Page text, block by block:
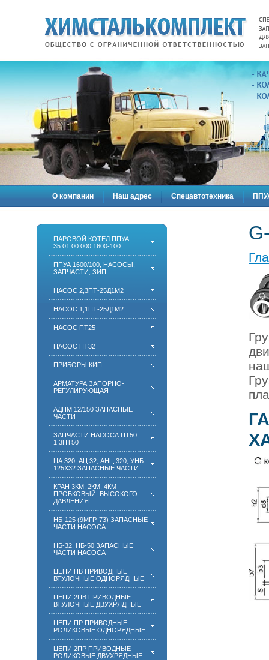
О компании Наш адрес Спецавтотехника
ПАРОВОЙ КОТЕЛ ППУА
35.01.00.000 1600-100
ППУА 1600/100, НАСОСЫ,
ЗАПЧАСТИ, ЗИП
НАСОС 2,3ПТ-25Д1М2
НАСОС 1,1ПТ-25Д1М2
НАСОС ПТ25
НАСОС ПТ32
ПРИБОРЫ КИП
АРМАТУРА ЗАПОРНО-
РЕГУЛИРУЮЩАЯ
АДПМ 12/150 ЗАПАСНЫЕ
ЧАСТИ
ЗАПЧАСТИ НАСОСА ПТ50,
1,3ПТ50
ЦА 320, АЦ 32, АНЦ 320, УНБ
125Х32 ЗАПАСНЫЕ ЧАСТИ
КРАН 3КМ, 2КМ, 4КМ
ПРОБКОВЫЙ, ВЫСОКОГО
ДАВЛЕНИЯ
НБ-125 (9МГР-73) ЗАПАСНЫЕ
ЧАСТИ НАСОСА
НБ-32, НБ-50 ЗАПАСНЫЕ
ЧАСТИ НАСОСА
ЦЕПИ ПВ ПРИВОДНЫЕ
ВТУЛОЧНЫЕ ОДНОРЯДНЫЕ
ЦЕПИ 2ПВ ПРИВОДНЫЕ
ВТУЛОЧНЫЕ ДВУХРЯДНЫЕ
ЦЕПИ ПР ПРИВОДНЫЕ
РОЛИКОВЫЕ ОДНОРЯДНЫЕ
ЦЕПИ 2ПР ПРИВОДНЫЕ
РОЛИКОВЫЕ ДВУХРЯДНЫЕ